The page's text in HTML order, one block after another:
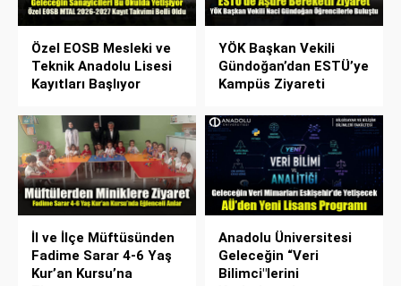
Özel EOSB Mesleki ve
Teknik Anadolu Lisesi
Kayıtları Başlıyor
YÖK Başkan Vekili
Gündoğan’dan ESTÜ’ye
Kampüs Ziyareti
İl ve İlçe Müftüsünden
Fadime Sarar 4-6 Yaş
Kur’an Kursu’na
Anadolu Üniversitesi
Geleceğin “Veri
Bilimci"lerini